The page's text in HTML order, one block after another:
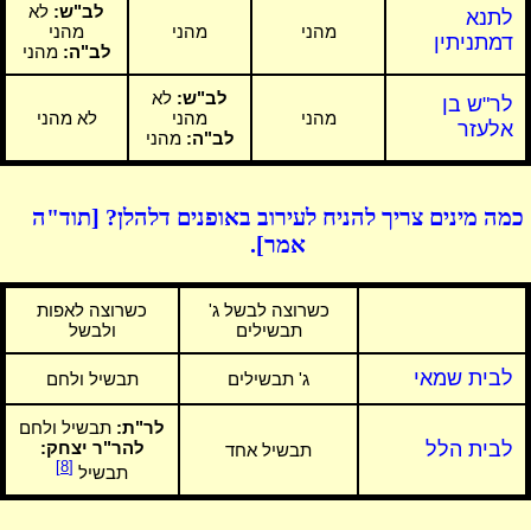
לתנא
דמתניתין
מהני מהני
לב"ש: לא
מהני
לב"ה: מהני
לר"ש בן
אלעזר
מהני
לב"ש: לא
מהני
לב"ה: מהני
לא מהני
כמה מינים צריך להניח לעירוב באופנים דלהלן? [תוד"ה
אמר].
כשרוצה לבשל ג'
תבשילים
כשרוצה לאפות
ולבשל
לבית שמאי ג' תבשילים תבשיל ולחם
לבית הלל תבשיל אחד
לר"ת: תבשיל ולחם
להר"ר יצחק:
תבשיל [8]